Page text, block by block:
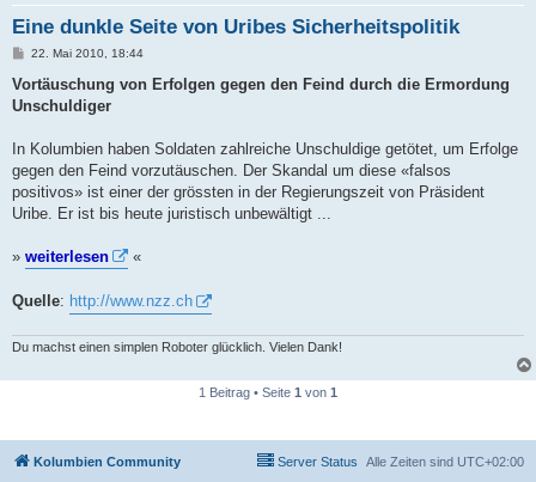
Eine dunkle Seite von Uribes Sicherheitspolitik
B
i
r
22. Mai 2010, 18:44
Vortäuschung von Erfolgen gegen den Feind durch die Ermordung
Unschuldiger
In Kolumbien haben Soldaten zahlreiche Unschuldige getötet, um Erfolge
gegen den Feind vorzutäuschen. Der Skandal um diese «falsos
positivos» ist einer der grössten in der Regierungszeit von Präsident
Uribe. Er ist bis heute juristisch unbewältigt ...
» weiterlesen «
Quelle: http://www.nzz.ch
Du machst einen simplen Roboter glücklich. Vielen Dank!
1 Beitrag • Seite 1 von 1
Kolumbien Community Alle Zeiten sind UTC+02:00
Server Status